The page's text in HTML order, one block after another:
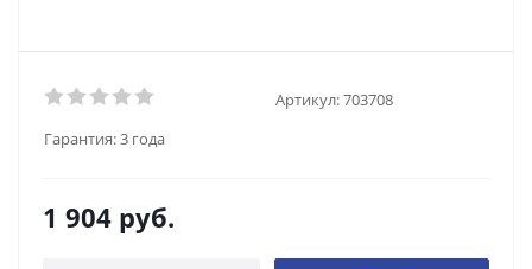
Артикул:703708
Гарантия:3 года
1 904 руб.